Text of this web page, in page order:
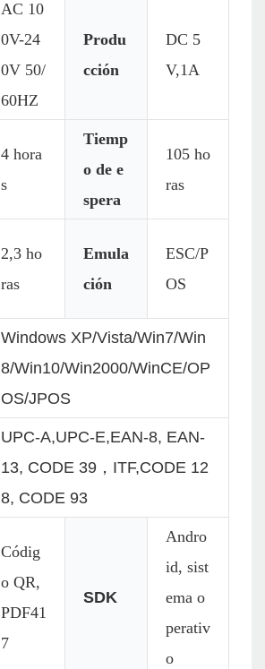
AC 10
0V-24
0V 50/
60HZ
Produ
cción
DC 5
V,1A
4 hora
s
Tiemp
o de e
spera
105 ho
ras
2,3 ho
ras
Emula
ción
ESC/P
OS
Windows XP/Vista/Win7/Win
8/Win10/Win2000/WinCE/OP
OS/JPOS
UPC-A,UPC-E,EAN-8, EAN-
13, CODE 39，ITF,CODE 12
8, CODE 93
Códig
o QR,
PDF41
7
SDK
Andro
id, sist
ema o
perativ
o